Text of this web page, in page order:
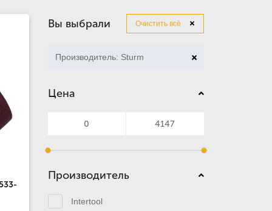
Вы выбрали Очистить всё
Производитель: Sturm
Цена
Производитель
Intertool